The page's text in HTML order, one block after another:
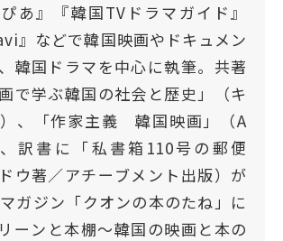
あ』『韓国TVドラマガイド』
』などで韓国映画やドキュメン
韓国ドラマを中心に執筆。共著
で学ぶ韓国の社会と歴史」（キ
、「作家主義 韓国映画」（A
訳書に「私書箱110号の郵便
ウ著／アチーブメント出版）が
ガジン「クオンの本のたね」に
ーンと本棚〜韓国の映画と本の